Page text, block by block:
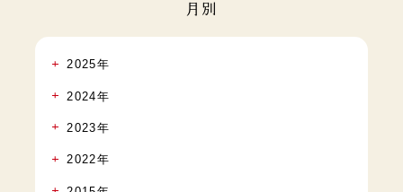
月別
2025年
2024年
2023年
2022年